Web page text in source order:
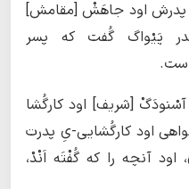
پدرش اود جاهَشْ [مقامش]
پَیْواگ گُفت که پسر
است.
[شریف] اود کارگُشا
اود کارگُشایی-یِ پدرت
اود آنچه را که گُفْتَه ‌اَنْدْ،